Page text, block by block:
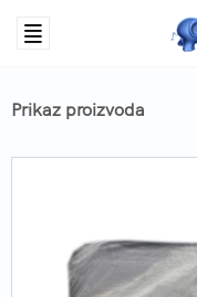
Prikaz proizvoda